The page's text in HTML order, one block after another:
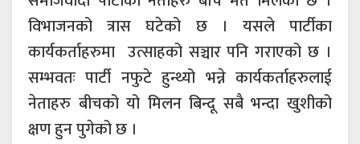
विभाजनको त्रास घटेको छ । यसले पार्टीका
कार्यकर्ताहरुमा उत्साहको सञ्चार पनि गराएको छ ।
सम्भवतः पार्टी नफुटे हुन्थ्यो भन्ने कार्यकर्ताहरुलाई
नेताहरु बीचको यो मिलन बिन्दू सबै भन्दा खुशीको
क्षण हुन पुगेको छ ।